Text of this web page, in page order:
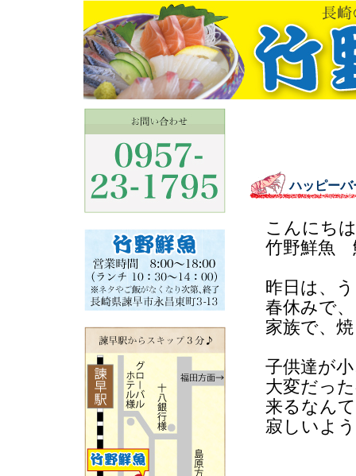
ハッピーバ
こんにち
竹野鮮魚
昨日は、
春休みで
家族で、
子供達が
大変だっ
来るなん
寂しいよ